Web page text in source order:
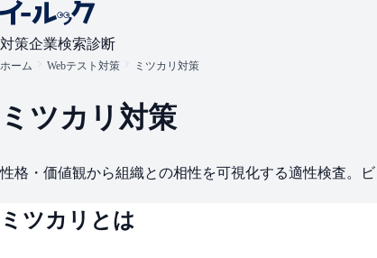
対策企業検索診断
ホーム Webテスト対策 ミツカリ対策
ミツカリ対策
性格・価値観から組織との相性を可視化する適性検査。
ミツカリとは